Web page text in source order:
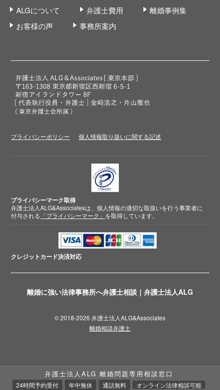
離婚に強い法律事務所へ弁護士相談｜弁護士法人ALG
ALGについて
弁護士費用
離婚事例集
お客様の声
事務所案内
プライバシーポリシー 個人情報取り扱いに関する記述
プライバシーマーク取得
弁護士法人ALG&Associatesは、個人情報の適切な取扱いを行う事業者に
付与される 「プライバシーマーク」 を取得しています。
クレジットカード決済対応
© 2018-2026 弁護士法人ALG&Associates
離婚相談弁護士
弁護士法人ALG 離婚問題専用相談窓口
24時間予約受付 年中無休 通話無料 オンライン法律相談可能